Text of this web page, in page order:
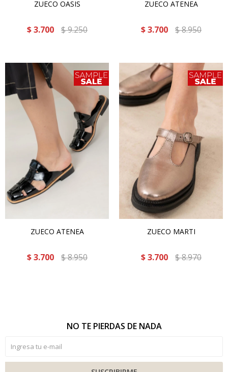
ZUECO OASIS
$ 3.700 $9.250
ZUECO ATENEA
$ 3.700 $8.950
ZUECO ATENEA
$ 3.700 $8.950
ZUECO MARTI
$ 3.700 $8.970
NO TE PIERDAS DE NADA